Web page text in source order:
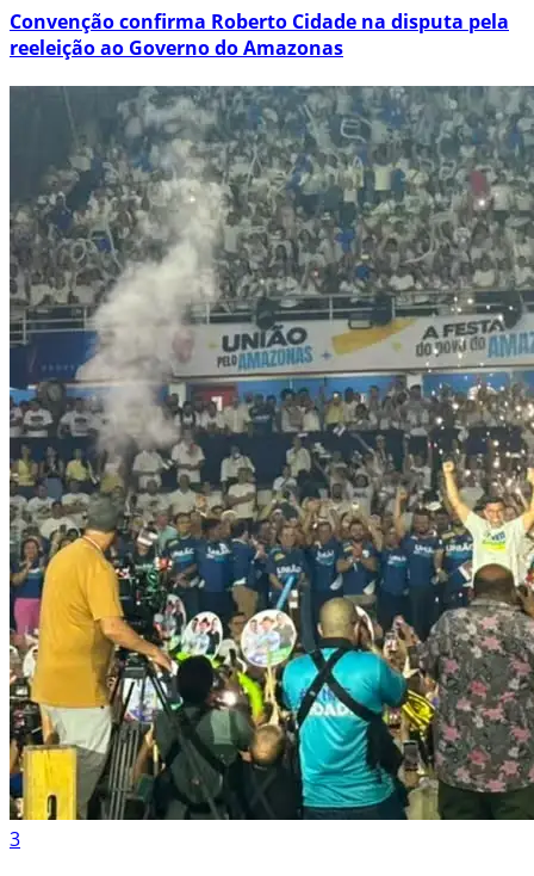
Convenção confirma Roberto Cidade na disputa pela
reeleição ao Governo do Amazonas
3